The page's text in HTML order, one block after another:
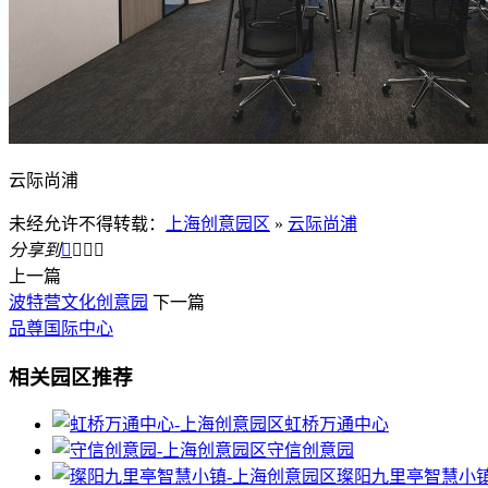
云际尚浦
未经允许不得转载： 上海创意园区 » 云际尚浦
分享到   
上一篇
波特营文化创意园 下一篇
品尊国际中心
相关园区推荐
虹桥万通中心
守信创意园
璨阳九里亭智慧小